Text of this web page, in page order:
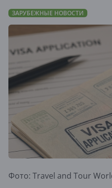
ЗАРУБЕЖНЫЕ НОВОСТИ
Фото: Travel and Tour